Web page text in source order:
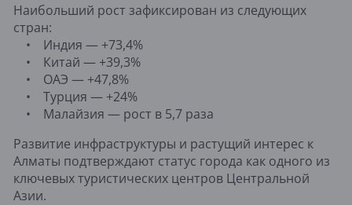
Наибольший рост зафиксирован из следующих
стран:
• Индия — +73,4%
• Китай — +39,3%
• ОАЭ — +47,8%
• Турция — +24%
• Малайзия — рост в 5,7 раза
Развитие инфраструктуры и растущий интерес к
Алматы подтверждают статус города как одного из
ключевых туристических центров Центральной
Азии.